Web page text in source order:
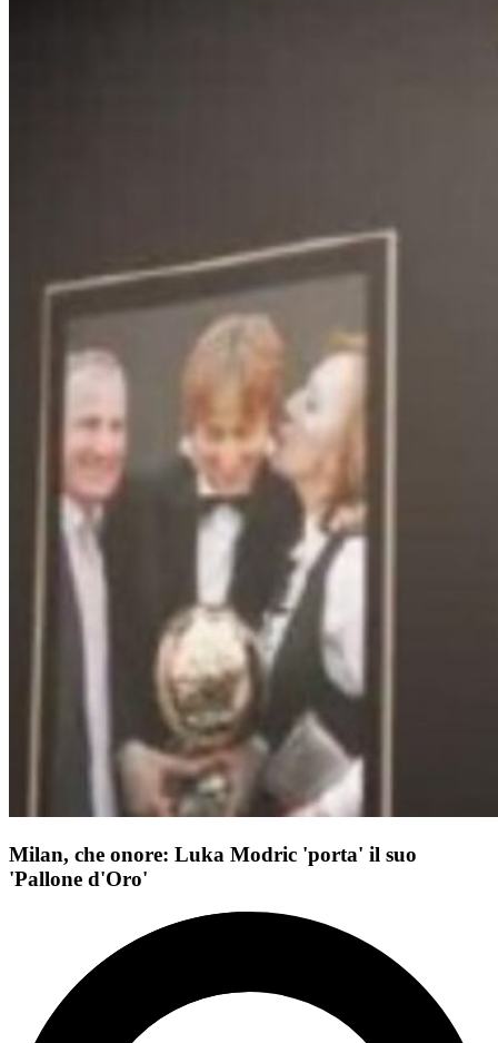
Milan, che onore: Luka Modric 'porta' il suo
'Pallone d'Oro'